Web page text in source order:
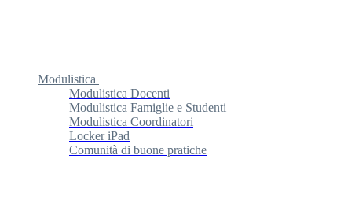
Modulistica
Modulistica Docenti
Modulistica Famiglie e Studenti
Modulistica Coordinatori
Locker iPad
Comunità di buone pratiche